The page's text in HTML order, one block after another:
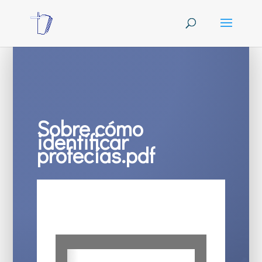
Sobre cómo
identificar
profecías.pdf